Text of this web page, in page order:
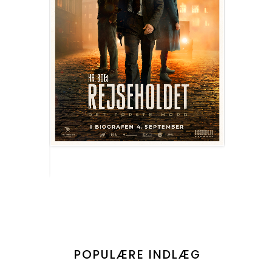
POPULÆRE INDLÆG